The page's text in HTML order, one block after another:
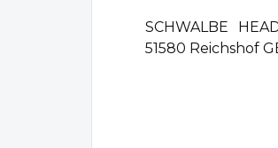
SCHWALBE
51580 Reichshof